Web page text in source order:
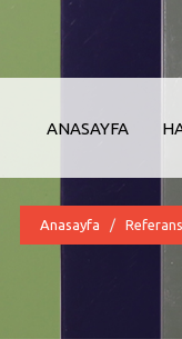
ANASAYFA
Anasayfa